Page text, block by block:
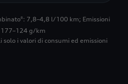
8 : 7,8–4,8 l/100 km; Emissioni
177–124 g/km
solo i valori di consumi ed emissioni